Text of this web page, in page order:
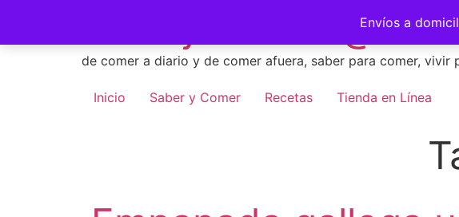
Envíos a
content
Saber y Comer -
de comer a diario y de comer afuera, saber para comer, vivir
Inicio Saber y Comer Recetas Tienda en Línea